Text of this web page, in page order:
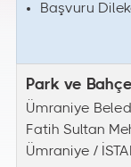
Başvuru
Park ve
Ümraniye
Fatih Sultan
Ümraniye /